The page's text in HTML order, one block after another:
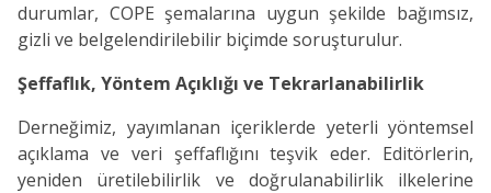
durumlar, COPE şemalarına uygun şekilde bağımsız,
gizli ve belgelendirilebilir biçimde soruşturulur.
Şeffaflık, Yöntem Açıklığı ve Tekrarlanabilirlik
Derneğimiz, yayımlanan içeriklerde yeterli yöntemsel
açıklama ve veri şeffaflığını teşvik eder. Editörlerin,
yeniden üretilebilirlik ve doğrulanabilirlik ilkelerine